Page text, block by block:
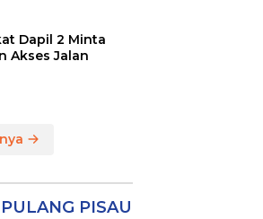
Dapil 2 Minta
Akses Jalan
PISAU